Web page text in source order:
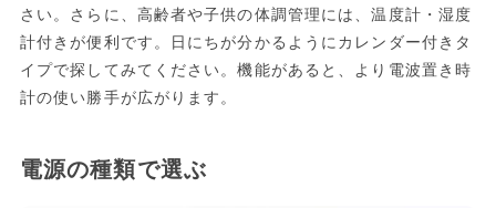
さい。さらに、高齢者や子供の体調管理には、温度計・湿度
計付きが便利です。日にちが分かるようにカレンダー付きタ
イプで探してみてください。機能があると、より電波置き時
計の使い勝手が広がります。
電源の種類で選ぶ